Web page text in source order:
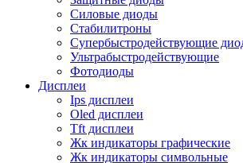
Силовые диоды
Стабилитроны
Супербыстродействующие
Ультрабыстродействующие
Фотодиоды
Дисплеи
Ips дисплеи
Oled дисплеи
Tft дисплеи
Жк индикаторы графические
Жк индикаторы символьные